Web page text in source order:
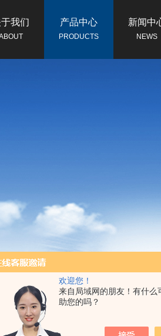
欢迎您！
来自局域网的朋友！有什么
助您的吗？
我们 产品中心
PRODUCTS
新闻中
NEWS
首页> 产